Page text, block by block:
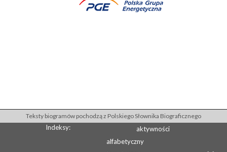
Teksty biogramów pochodzą z Polskiego Słownika Biograficznego
Indeksy:
aktywności
alfabetyczny